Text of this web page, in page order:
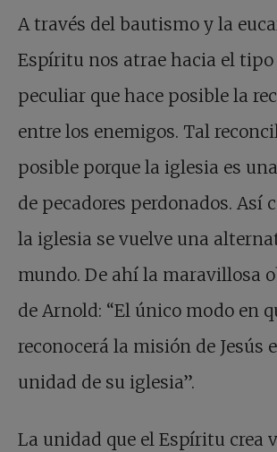
A través del bautismo y la
Espíritu nos atrae hacia el tipo
peculiar que hace posible la
entre los enemigos. Tal
posible porque la iglesia es
de pecadores perdonados. Así
la iglesia se vuelve una
mundo. De ahí la maravillosa
de Arnold: “El único modo en
reconocerá la misión de Jesús
unidad de su iglesia”.
La unidad que el Espíritu crea